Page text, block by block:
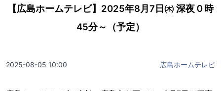
【広島ホームテレビ】2025年8月7日㈭ 深夜０時
45分～（予定）
2025-08-05 10:00 広島ホームテレビ